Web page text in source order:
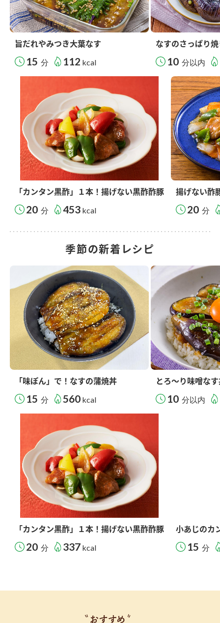
旨だれやみつき大葉なす
15 分 112 kcal
なすのさっぱり
10 分以内
「カンタン黒酢」１本！揚げない黒酢酢豚
20 分 453 kcal
揚げない酢
20 分
季節の新着レシピ
「味ぽん」で！なすの蒲焼丼
15 分 560 kcal
とろ～り味噌な
10 分以内
「カンタン黒酢」１本！揚げない黒酢酢豚
20 分 337 kcal
小あじのカ
15 分